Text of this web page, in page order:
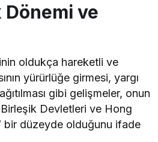
Dönemi ve
oldukça hareketli ve
yürürlüğe girmesi, yargı
gibi gelişmeler, onun
Devletleri ve Hong
bir düzeyde olduğunu ifade